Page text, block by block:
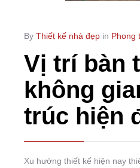
By Thiết kế nhà đẹp in Phong
Vị trí bàn
không
trúc hiện
Xu hướng thiết kế hiện nay